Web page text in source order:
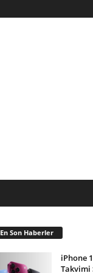
En Son Haberler
iPhone
Takvimi